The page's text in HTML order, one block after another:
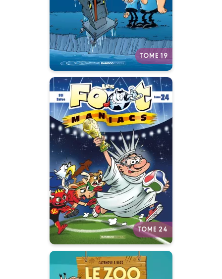
TOME 19
Autres tomes
TOME 24
Les Footmaniacs
Tome 24
Date de parution :
27/05/2026
La BD officielle des fanas du
ballon rond !
Autres tomes